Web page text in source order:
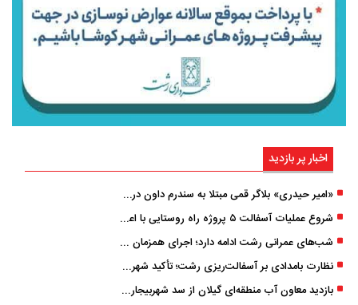
اخبار پر بازدید
«امیر حیدری» بلاگر قمی مبتلا به سندرم داون درگذشت
شروع عملیات آسفالت ۵ پروژه راه ‌روستایی با اعتبار ۳۷۰ میلیاردی در گیلان
شب‌های عمرانی رشت ادامه دارد؛ اجرای همزمان آسفالت‌ریزی در پنج منطقه شهری
نظارت بامدادی بر آسفالت‌ریزی رشت؛ تأکید شهردار و بازرس کل بر کیفیت اجرای پروژه‌ها
بازدید معاون آب منطقه‌ای گیلان از سد شهربیجار برای تداوم تأمین آب شرب استان